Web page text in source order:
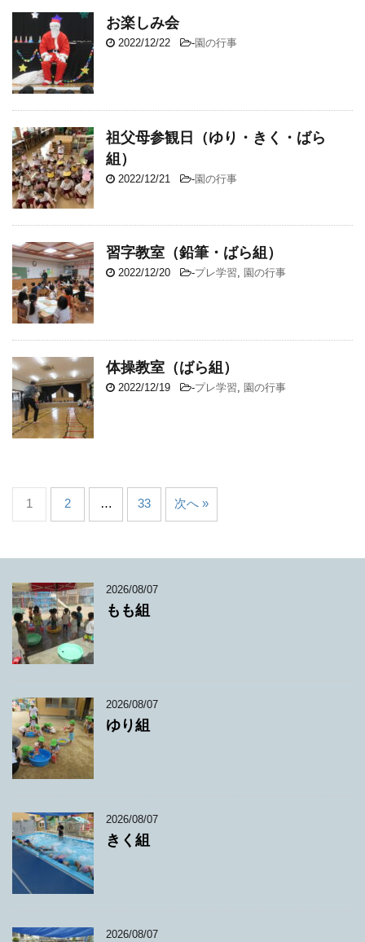
お楽しみ会
2022/12/22 -園の行事
祖父母参観日（ゆり・きく・ばら
組）
2022/12/21 -園の行事
習字教室（鉛筆・ばら組）
2022/12/20 -プレ学習, 園の行事
体操教室（ばら組）
2022/12/19 -プレ学習, 園の行事
1 2 … 33 次へ »
2026/08/07
もも組
2026/08/07
ゆり組
2026/08/07
きく組
2026/08/07